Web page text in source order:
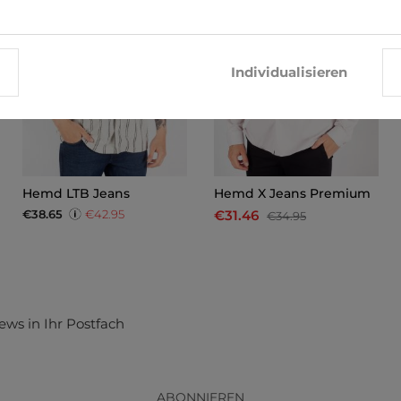
Hemd LTB Jeans
€38.65 €42.95
Hemd X Jeans Premium
€31.46 €34.95
in Ihr Postfach
ABONNIEREN
Individualisieren